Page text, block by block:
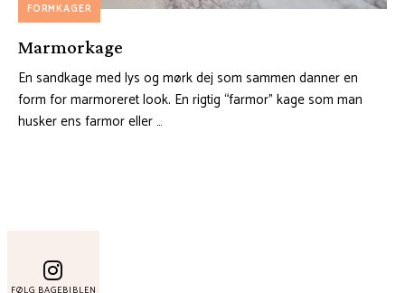
FORMKAGER
Marmorkage
En sandkage med lys og mørk dej som sammen danner en
form for marmoreret look. En rigtig “farmor” kage som man
husker ens farmor eller …